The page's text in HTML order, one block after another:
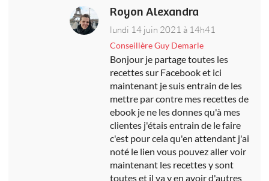
Royon Alexandra
lundi 14 juin 2021 à 14h41
Conseillère Guy Demarle
Bonjour je partage toutes les
recettes sur Facebook et ici
maintenant je suis entrain de les
mettre par contre mes recettes de
ebook je ne les donnes qu'à mes
clientes j'étais entrain de le faire
c'est pour cela qu'en attendant j'ai
noté le lien vous pouvez aller voir
maintenant les recettes y sont
toutes et il va y en avoir d'autres